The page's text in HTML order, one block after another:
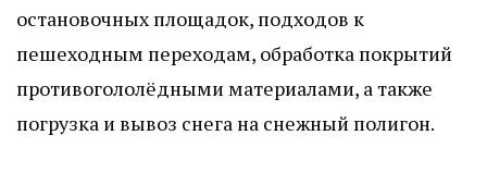
остановочных площадок, подходов к
пешеходным переходам, обработка покрытий
противогололёдными материалами, а также
погрузка и вывоз снега на снежный полигон.